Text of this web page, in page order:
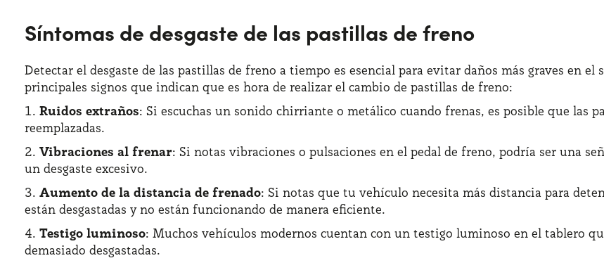
Síntomas de desgaste de las pastillas de freno
Detectar el desgaste de las pastillas de freno a tiempo es esencial para evitar daños más graves en
principales signos que indican que es hora de realizar el cambio de pastillas de freno:
Ruidos extraños: Si escuchas un sonido chirriante o metálico cuando frenas, es posible que las
reemplazadas.
Vibraciones al frenar: Si notas vibraciones o pulsaciones en el pedal de freno, podría ser una
un desgaste excesivo.
Aumento de la distancia de frenado: Si notas que tu vehículo necesita más distancia para
están desgastadas y no están funcionando de manera eficiente.
Testigo luminoso: Muchos vehículos modernos cuentan con un testigo luminoso en el tablero
demasiado desgastadas.